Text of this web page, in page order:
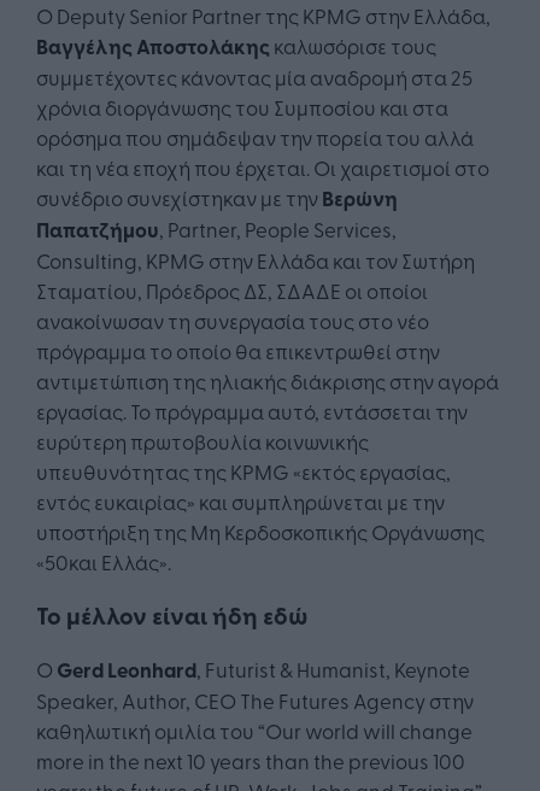
Ο Deputy Senior Partner της KPMG στην Ελλάδα,
Βαγγέλης Αποστολάκης καλωσόρισε τους
συμμετέχοντες κάνοντας μία αναδρομή στα 25
χρόνια διοργάνωσης του Συμποσίου και στα
ορόσημα που σημάδεψαν την πορεία του αλλά
και τη νέα εποχή που έρχεται. Οι χαιρετισμοί στο
συνέδριο συνεχίστηκαν με τηνΒερώνη
Παπατζήμου, Partner, People Services,
Consulting, KPMG στην Ελλάδα και τον Σωτήρη
Σταματίου, Πρόεδρος ΔΣ, ΣΔΑΔΕ οι οποίοι
ανακοίνωσαν τη συνεργασία τους στο νέο
πρόγραμμα το οποίο θα επικεντρωθεί στην
αντιμετώπιση της ηλιακής διάκρισης στην αγορά
εργασίας. Το πρόγραμμα αυτό, εντάσσεται την
ευρύτερη πρωτοβουλία κοινωνικής
υπευθυνότητας της KPMG «εκτός εργασίας,
εντός ευκαιρίας» και συμπληρώνεται με την
υποστήριξη της Μη Κερδοσκοπικής Οργάνωσης
«50και Ελλάς».
Το μέλλον είναι ήδη εδώ
Ο Gerd Leonhard, Futurist & Humanist, Keynote
Speaker, Author, CEO The Futures Agency στην
καθηλωτική ομιλία του “Our world will change
more in the next 10 years than the previous 100